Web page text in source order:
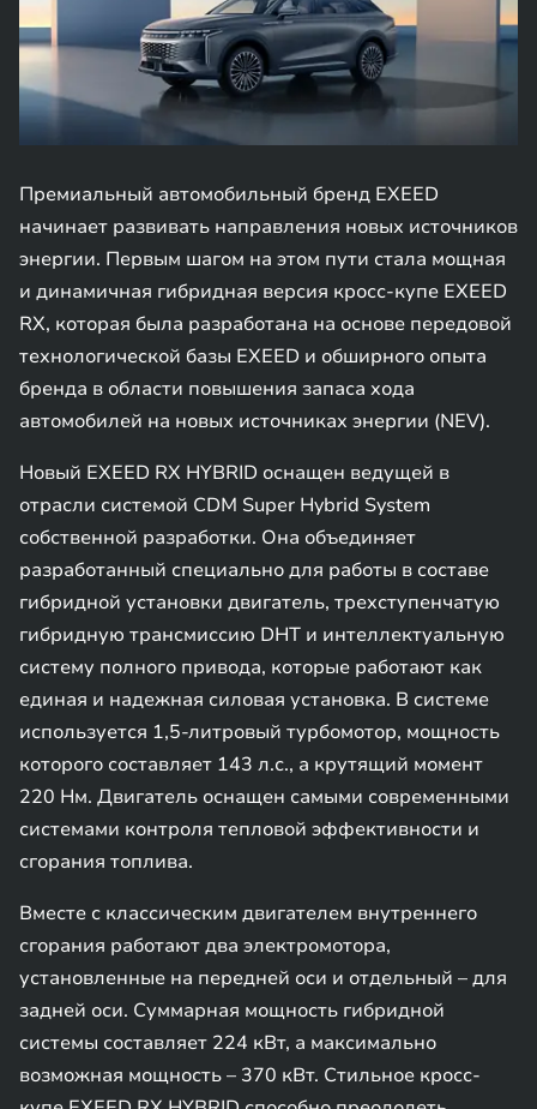
Премиальный автомобильный бренд EXEED
начинает развивать направления новых источников
энергии. Первым шагом на этом пути стала мощная
и динамичная гибридная версия кросс-купе EXEED
RX, которая была разработана на основе передовой
технологической базы EXEED и обширного опыта
бренда в области повышения запаса хода
автомобилей на новых источниках энергии (NEV).
Новый EXEED RX HYBRID оснащен ведущей в
отрасли системой CDM Super Hybrid System
собственной разработки. Она объединяет
разработанный специально для работы в составе
гибридной установки двигатель, трехступенчатую
гибридную трансмиссию DHT и интеллектуальную
систему полного привода, которые работают как
единая и надежная силовая установка. В системе
используется 1,5-литровый турбомотор, мощность
которого составляет 143 л.с., а крутящий момент
220 Нм. Двигатель оснащен самыми современными
системами контроля тепловой эффективности и
сгорания топлива.
Вместе с классическим двигателем внутреннего
сгорания работают два электромотора,
установленные на передней оси и отдельный – для
задней оси. Суммарная мощность гибридной
системы составляет 224 кВт, а максимально
возможная мощность – 370 кВт. Стильное кросс-